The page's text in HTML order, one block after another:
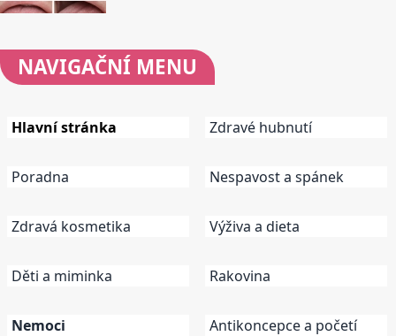
NAVIGAČNÍ MENU
Hlavní stránka
Poradna
Zdravá kosmetika
Děti a miminka
Nemoci
Zdravé hubnutí
Nespavost a spánek
Výživa a dieta
Rakovina
Antikoncepce a početí